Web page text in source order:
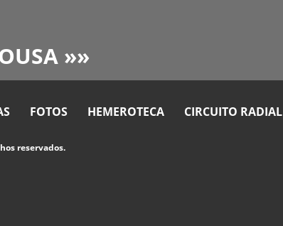
»»
FOTOS HEMEROTECA CIRCUITO RADIAL
reservados.